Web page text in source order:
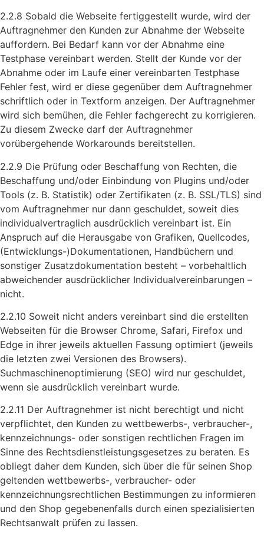
2.2.8 Sobald die Webseite fertiggestellt wurde, wird der
Auftragnehmer den Kunden zur Abnahme der Webseite
auffordern. Bei Bedarf kann vor der Abnahme eine
Testphase vereinbart werden. Stellt der Kunde vor der
Abnahme oder im Laufe einer vereinbarten Testphase
Fehler fest, wird er diese gegenüber dem Auftragnehmer
schriftlich oder in Textform anzeigen. Der Auftragnehmer
wird sich bemühen, die Fehler fachgerecht zu korrigieren.
Zu diesem Zwecke darf der Auftragnehmer
vorübergehende Workarounds bereitstellen.
2.2.9 Die Prüfung oder Beschaffung von Rechten, die
Beschaffung und/oder Einbindung von Plugins und/oder
Tools (z. B. Statistik) oder Zertifikaten (z. B. SSL/TLS) sind
vom Auftragnehmer nur dann geschuldet, soweit dies
individualvertraglich ausdrücklich vereinbart ist. Ein
Anspruch auf die Herausgabe von Grafiken, Quellcodes,
(Entwicklungs-)Dokumentationen, Handbüchern und
sonstiger Zusatzdokumentation besteht – vorbehaltlich
abweichender ausdrücklicher Individualvereinbarungen –
nicht.
2.2.10 Soweit nicht anders vereinbart sind die erstellten
Webseiten für die Browser Chrome, Safari, Firefox und
Edge in ihrer jeweils aktuellen Fassung optimiert (jeweils
die letzten zwei Versionen des Browsers).
Suchmaschinenoptimierung (SEO) wird nur geschuldet,
wenn sie ausdrücklich vereinbart wurde.
2.2.11 Der Auftragnehmer ist nicht berechtigt und nicht
verpflichtet, den Kunden zu wettbewerbs-, verbraucher-,
kennzeichnungs- oder sonstigen rechtlichen Fragen im
Sinne des Rechtsdienstleistungsgesetzes zu beraten. Es
obliegt daher dem Kunden, sich über die für seinen Shop
geltenden wettbewerbs-, verbraucher- oder
kennzeichnungsrechtlichen Bestimmungen zu informieren
und den Shop gegebenenfalls durch einen spezialisierten
Rechtsanwalt prüfen zu lassen.